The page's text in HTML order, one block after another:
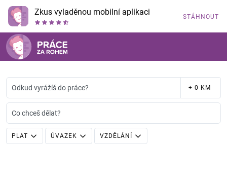
Zkus vyladěnou mobilní aplikaci STÁHNOUT
Odkud vyrážíš do práce? + 0 KM
Co chceš dělat?
PLAT ÚVAZEK VZDĚLÁNÍ